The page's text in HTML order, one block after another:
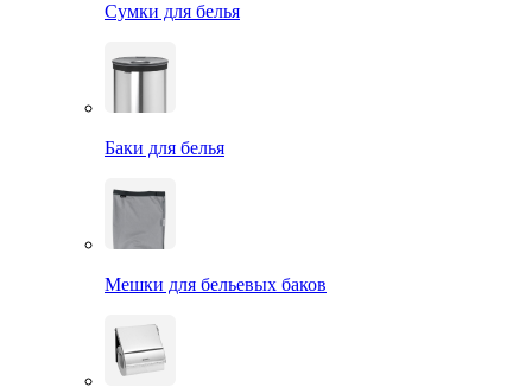
Сумки для белья
Баки для белья
Мешки для бельевых баков